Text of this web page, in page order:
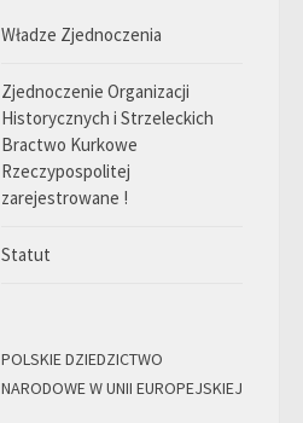
Władze Zjednoczenia
Zjednoczenie Organizacji
Historycznych i Strzeleckich
Bractwo Kurkowe
Rzeczypospolitej
zarejestrowane !
Statut
POLSKIE DZIEDZICTWO
NARODOWE W UNII EUROPEJSKIEJ